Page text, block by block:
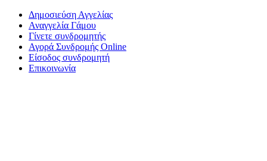
Δημοσιεύση Αγγελίας
Αναγγελία Γάμου
Γίνετε συνδρομητής
Αγορά Συνδρομής Online
Είσοδος συνδρομητή
Επικοινωνία